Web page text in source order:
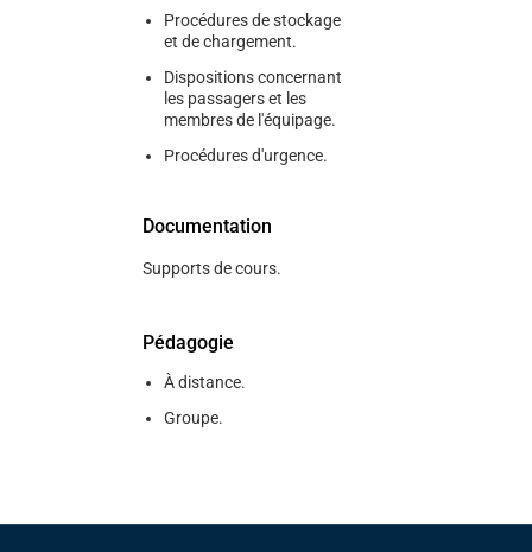
Procédures de stockage
et de chargement.
Dispositions concernant
les passagers et les
membres de l'équipage.
Procédures d'urgence.
Documentation
Supports de cours.
Pédagogie
À distance.
Groupe.